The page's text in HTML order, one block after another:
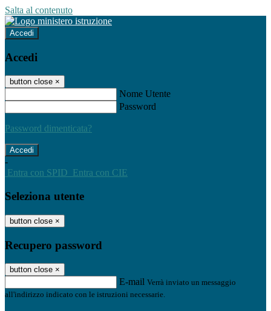
Salta al contenuto
Accedi
Accedi
button close ×
Nome Utente
Password
Password dimenticata?
-
Entra con SPID Entra con CIE
Seleziona utente
button close ×
Recupero password
button close ×
E-mail Verrà inviato un messaggio
all'indirizzo indicato con le istruzioni necessarie.